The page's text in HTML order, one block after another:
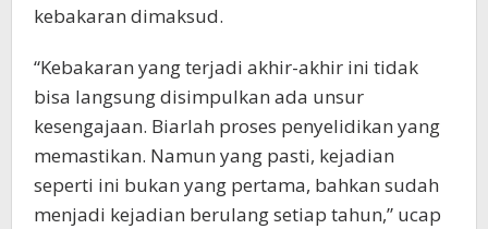
kebakaran dimaksud.
“Kebakaran yang terjadi akhir-akhir ini tidak
bisa langsung disimpulkan ada unsur
kesengajaan. Biarlah proses penyelidikan yang
memastikan. Namun yang pasti, kejadian
seperti ini bukan yang pertama, bahkan sudah
menjadi kejadian berulang setiap tahun,” ucap